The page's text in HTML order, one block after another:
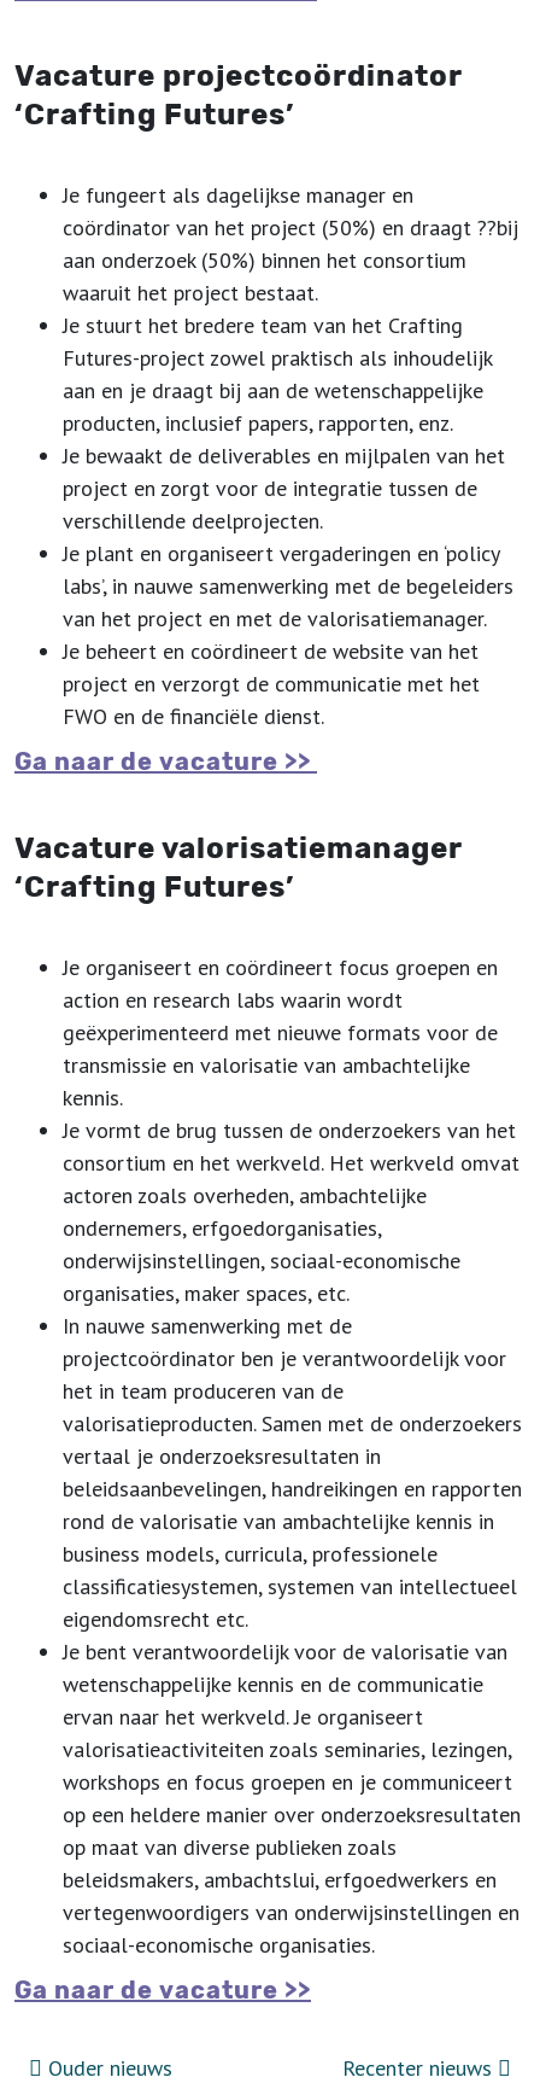
Vacature projectcoördinator
‘Crafting Futures’
Je fungeert als dagelijkse manager en
coördinator van het project (50%) en draagt ??bij
aan onderzoek (50%) binnen het consortium
waaruit het project bestaat.
Je stuurt het bredere team van het Crafting
Futures-project zowel praktisch als inhoudelijk
aan en je draagt bij aan de wetenschappelijke
producten, inclusief papers, rapporten, enz.
Je bewaakt de deliverables en mijlpalen van het
project en zorgt voor de integratie tussen de
verschillende deelprojecten.
Je plant en organiseert vergaderingen en ‘policy
labs’, in nauwe samenwerking met de begeleiders
van het project en met de valorisatiemanager.
Je beheert en coördineert de website van het
project en verzorgt de communicatie met het
FWO en de financiële dienst.
Ga naar de vacature >>
Vacature valorisatiemanager
‘Crafting Futures’
Je organiseert en coördineert focus groepen en
action en research labs waarin wordt
geëxperimenteerd met nieuwe formats voor de
transmissie en valorisatie van ambachtelijke
kennis.
Je vormt de brug tussen de onderzoekers van het
consortium en het werkveld. Het werkveld omvat
actoren zoals overheden, ambachtelijke
ondernemers, erfgoedorganisaties,
onderwijsinstellingen, sociaal-economische
organisaties, maker spaces, etc.
In nauwe samenwerking met de
projectcoördinator ben je verantwoordelijk voor
het in team produceren van de
valorisatieproducten. Samen met de onderzoekers
vertaal je onderzoeksresultaten in
beleidsaanbevelingen, handreikingen en rapporten
rond de valorisatie van ambachtelijke kennis in
business models, curricula, professionele
classificatiesystemen, systemen van intellectueel
eigendomsrecht etc.
Je bent verantwoordelijk voor de valorisatie van
wetenschappelijke kennis en de communicatie
ervan naar het werkveld. Je organiseert
valorisatieactiviteiten zoals seminaries, lezingen,
workshops en focus groepen en je communiceert
op een heldere manier over onderzoeksresultaten
op maat van diverse publieken zoals
beleidsmakers, ambachtslui, erfgoedwerkers en
vertegenwoordigers van onderwijsinstellingen en
sociaal-economische organisaties.
Ga naar de vacature >>
Ouder nieuws Recenter nieuws